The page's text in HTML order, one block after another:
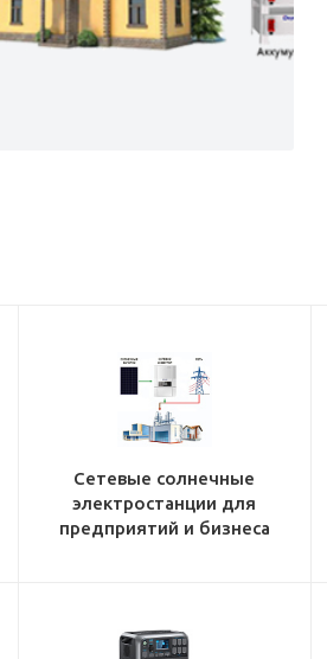
Сетевые солнечные
электростанции для
предприятий и бизнеса